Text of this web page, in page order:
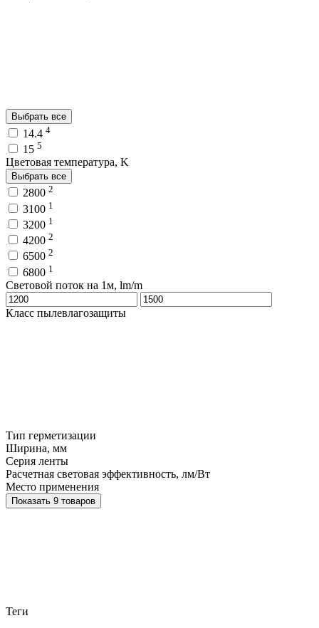
Выбрать все
14.4 4
15 5
Цветовая температура, K
Выбрать все
2800 2
3100 1
3200 1
4200 2
6500 2
6800 1
Световой поток на 1м, lm/m
Класс пылевлагозащиты
Тип герметизации
Ширина, мм
Серия ленты
Расчетная световая эффективность, лм/Вт
Место применения
Показать 9 товаров
Теги